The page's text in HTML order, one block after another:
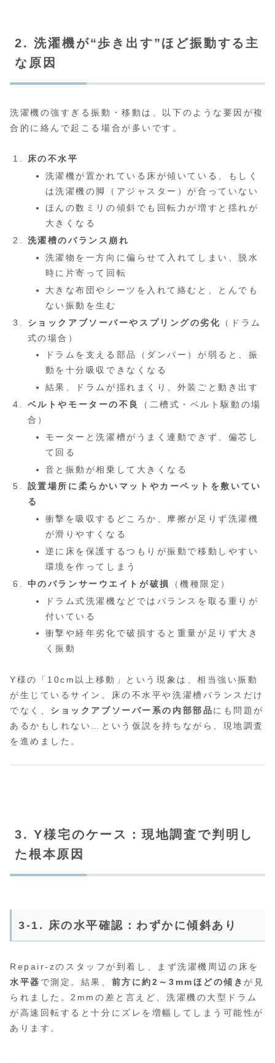
2. 洗濯機が“歩き出す”ほど振動する主
な原因
洗濯機の強すぎる振動・移動は、以下のような要因が複
合的に絡んで起こる場合が多いです。
床の不水平
洗濯機が置かれている床が傾いている、もしく
は洗濯機の脚（アジャスター）が合っていない
ほんの数ミリの傾斜でも回転力が増すと揺れが
大きくなる
洗濯槽のバランス崩れ
洗濯物を一方向に偏らせて入れてしまい、脱水
時に片寄って回転
大きな布団やシーツを入れて絡むと、とんでも
ない振動を生む
ショックアブソーバーやスプリングの劣化 （ドラム
式の場合）
ドラムを支える部品（ダンパー）が弱ると、振
動を十分吸収できなくなる
結果、ドラムが揺れまくり、外装ごと動き出す
ベルトやモーターの不良
（二槽式・ベルト駆動の場
合）
モーターと洗濯槽がうまく連動できず、偏芯し
て回る
音と振動が相乗して大きくなる
設置場所に柔らかいマットやカーペットを敷いてい
る
衝撃を吸収するどころか、摩擦が足りず洗濯機
が滑りやすくなる
逆に床を保護するつもりが振動で移動しやすい
環境を作ってしまう
中のバランサーウエイトが破損
（機種限定）
ドラム式洗濯機などではバランスを取る重りが
付いている
衝撃や経年劣化で破損すると重量が足りず大き
く振動
Y様の「10cm以上移動」という現象は、相当強い振動
が生じているサイン。床の不水平や洗濯槽バランスだけ
でなく、 ショックアブソーバー系の内部部品にも問題が
あるかもしれない…という仮説を持ちながら、現地調査
を進めました。
3. Y様宅のケース：現地調査で判明し
た根本原因
3-1. 床の水平確認：わずかに傾斜あり
Repair-zのスタッフが到着し、まず洗濯機周辺の床を
水平器 で測定。結果、 前方に約2～3mmほどの傾き が見
られました。2mmの差と言えど、洗濯機の大型ドラム
が高速回転すると十分にズレを増幅してしまう可能性が
あります。